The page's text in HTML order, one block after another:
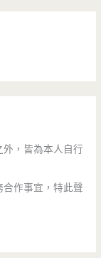
，皆為本人自行
作事宜，特此聲